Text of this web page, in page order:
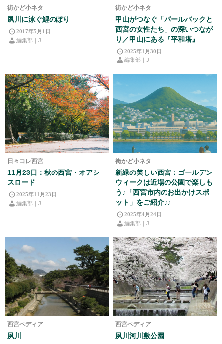
街かど小ネタ
夙川に泳ぐ鯉のぼり
2017年5月1日
編集部｜J
街かど小ネタ
甲山がつなぐ「パールバックと
西宮の女性たち」の深いつなが
り／甲山にある『平和塔』
2025年1月30日
編集部｜J
日々コレ西宮
11月23日：秋の西宮・オアシ
スロード
2025年11月23日
編集部｜J
街かど小ネタ
新緑の美しい西宮：ゴールデン
ウィークは近場の公園で楽しも
う♪「西宮市内のお出かけスポ
ット」をご紹介♪♪
2025年4月24日
編集部｜J
西宮ペディア
夙川
西宮ペディア
夙川河川敷公園